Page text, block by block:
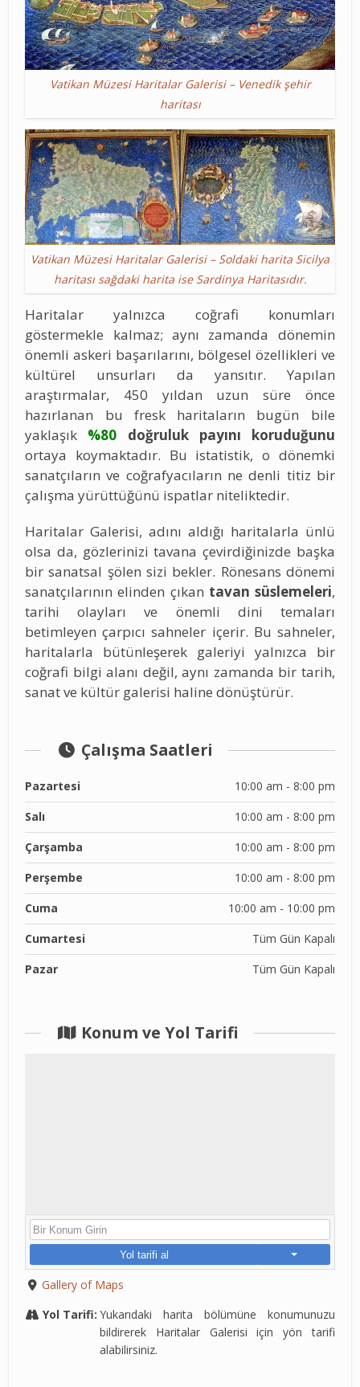
Vatikan Müzesi Haritalar Galerisi – Venedik şehir
haritası
Vatikan Müzesi Haritalar Galerisi – Soldaki harita Sicilya
haritası sağdaki harita ise Sardinya Haritasıdır.
Haritalar yalnızca coğrafi konumları
göstermekle kalmaz; aynı zamanda dönemin
önemli askeri başarılarını, bölgesel özellikleri ve
kültürel unsurları da yansıtır. Yapılan
araştırmalar, 450 yıldan uzun süre önce
hazırlanan bu fresk haritaların bugün bile
yaklaşık %80 doğruluk payını koruduğunu
ortaya koymaktadır. Bu istatistik, o dönemki
sanatçıların ve coğrafyacıların ne denli titiz bir
çalışma yürüttüğünü ispatlar niteliktedir.
Haritalar Galerisi, adını aldığı haritalarla ünlü
olsa da, gözlerinizi tavana çevirdiğinizde başka
bir sanatsal şölen sizi bekler. Rönesans dönemi
sanatçılarının elinden çıkan tavan süslemeleri,
tarihi olayları ve önemli dini temaları
betimleyen çarpıcı sahneler içerir. Bu sahneler,
haritalarla bütünleşerek galeriyi yalnızca bir
coğrafi bilgi alanı değil, aynı zamanda bir tarih,
sanat ve kültür galerisi haline dönüştürür.
Çalışma Saatleri
Pazartesi
10:00 am - 8:00 pm
Salı
10:00 am - 8:00 pm
Çarşamba
10:00 am - 8:00 pm
Perşembe
10:00 am - 8:00 pm
Cuma
10:00 am - 10:00 pm
Cumartesi
Tüm Gün Kapalı
Pazar
Tüm Gün Kapalı
Konum ve Yol Tarifi
Yol tarifi al
Gallery of Maps
Yol Tarifi: Yukarıdaki harita bölümüne konumunuzu
bildirerek Haritalar Galerisi için yön tarifi
alabilirsiniz.